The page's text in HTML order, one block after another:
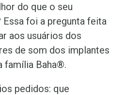
do que o seu
Essa foi a pregunta feita
aos usuários dos
de som dos implantes
família Baha®.
pedidos: que